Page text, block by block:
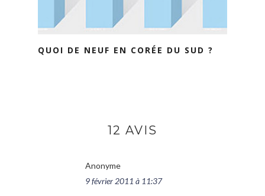
QUOI DE NEUF EN CORÉE DU SUD ?
12 AVIS
Anonyme
9 février 2011 à 11:37